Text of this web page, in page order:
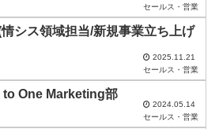
セールス・営業
シス領域担当/新規事業立ち上げ
2025.11.21
セールス・営業
to One Marketing部
2024.05.14
セールス・営業